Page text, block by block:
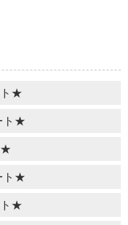
ト★
ト★
★
ト★
ト★